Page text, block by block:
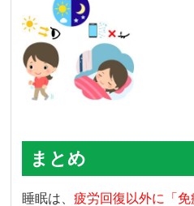
まとめ
睡眠は、疲労回復以外に「